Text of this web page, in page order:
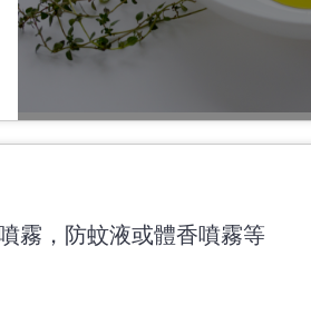
霧，防蚊液或體香噴霧等